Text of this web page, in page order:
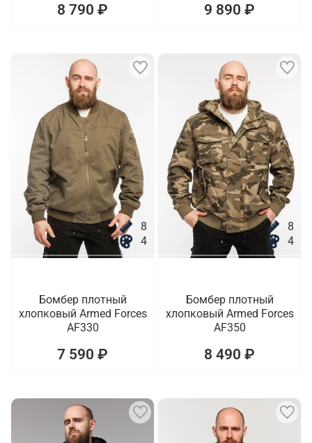
8 790 ₽ 9 890 ₽
8
4
Бомбер плотный
хлопковый Armed Forces
AF330
7 590 ₽
8
4
Бомбер плотный
хлопковый Armed Forces
AF350
8 490 ₽